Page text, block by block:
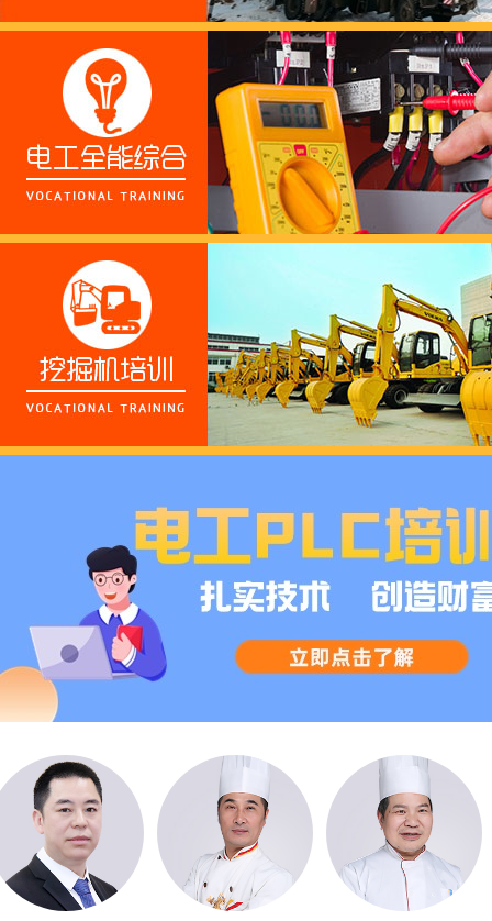
这个春天，以爱之名，
养老护理员培训——提
十二月：保持热爱，成
跟“emo”说拜拜！
浓浓端午情，欢乐“粽
这个春天，以爱之名，